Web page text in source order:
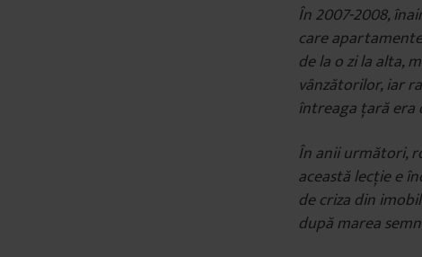
În 2007-2008,
care
de la o zi la alta,
vânzătorilor, iar
întreaga țară
În anii următori,
această lecție e
de criza din
după marea